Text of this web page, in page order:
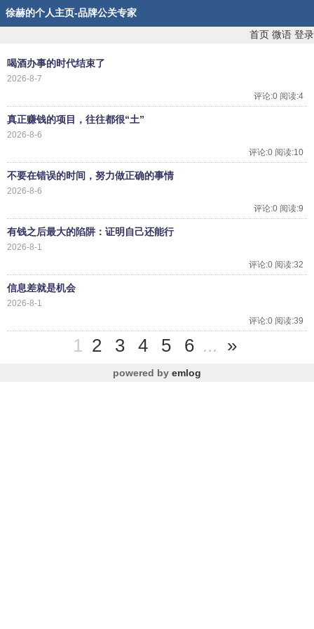
徐赫的个人主页-品牌公关专家
首页 微语 登录
喝酒办事的时代结束了
2026-8-7
评论:0 阅读:4
真正赚钱的项目，往往都很“土”
2026-8-6
评论:0 阅读:10
不要在错误的时间，努力做正确的事情
2026-8-6
评论:0 阅读:9
有钱之后最大的陷阱：证明自己还能行
2026-8-1
评论:0 阅读:32
信息差就是机会
2026-8-1
评论:0 阅读:39
1 2 3 4 5 6 ... »
powered by emlog